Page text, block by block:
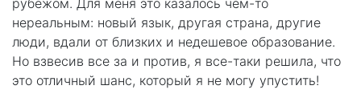
рубежом. Для меня это казалось чем-то
нереальным: новый язык, другая страна, другие
люди, вдали от близких и недешевое образование.
Но взвесив все за и против, я все-таки решила, что
это отличный шанс, который я не могу упустить!